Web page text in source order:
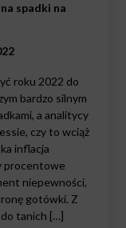
spadki na
roku 2022 do
bardzo silnym
a analitycy
czy to wciąż
inflacja
procentowe
niepewności,
gotówki. Z
tanich […]